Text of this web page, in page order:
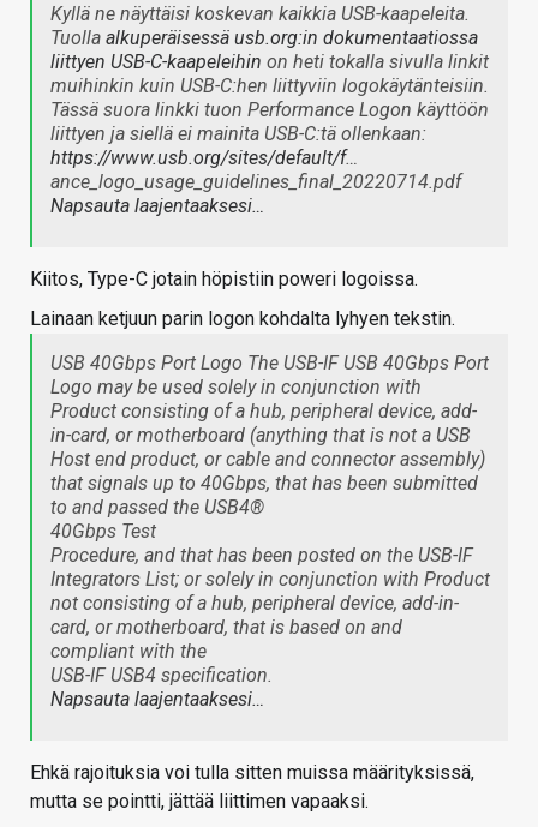
Kyllä ne näyttäisi koskevan kaikkia USB-kaapeleita.
Tuolla alkuperäisessä usb.org:in dokumentaatiossa
liittyen USB-C-kaapeleihin on heti tokalla sivulla linkit
muihinkin kuin USB-C:hen liittyviin logokäytänteisiin.
Tässä suora linkki tuon Performance Logon käyttöön
liittyen ja siellä ei mainita USB-C:tä ollenkaan:
https://www.usb.org/sites/default/f…
ance_logo_usage_guidelines_final_20220714.pdf
Napsauta laajentaaksesi…
Kiitos, Type-C jotain höpistiin poweri logoissa.
Lainaan ketjuun parin logon kohdalta lyhyen tekstin.
USB 40Gbps Port Logo The USB-IF USB 40Gbps Port
Logo may be used solely in conjunction with
Product consisting of a hub, peripheral device, add-
in-card, or motherboard (anything that is not a USB
Host end product, or cable and connector assembly)
that signals up to 40Gbps, that has been submitted
to and passed the USB4®
40Gbps Test
Procedure, and that has been posted on the USB-IF
Integrators List; or solely in conjunction with Product
not consisting of a hub, peripheral device, add-in-
card, or motherboard, that is based on and
compliant with the
USB-IF USB4 specification.
Napsauta laajentaaksesi…
Ehkä rajoituksia voi tulla sitten muissa määrityksissä,
mutta se pointti, jättää liittimen vapaaksi.